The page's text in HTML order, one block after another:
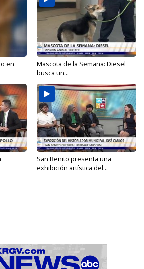
en
Mascota de la Semana: Diesel
busca un...
San Benito presenta una
exhibición artística del...